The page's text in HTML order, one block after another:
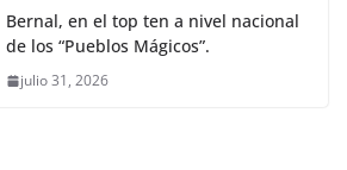
Bernal, en el top ten a nivel nacional
de los “Pueblos Mágicos”.
julio 31, 2026